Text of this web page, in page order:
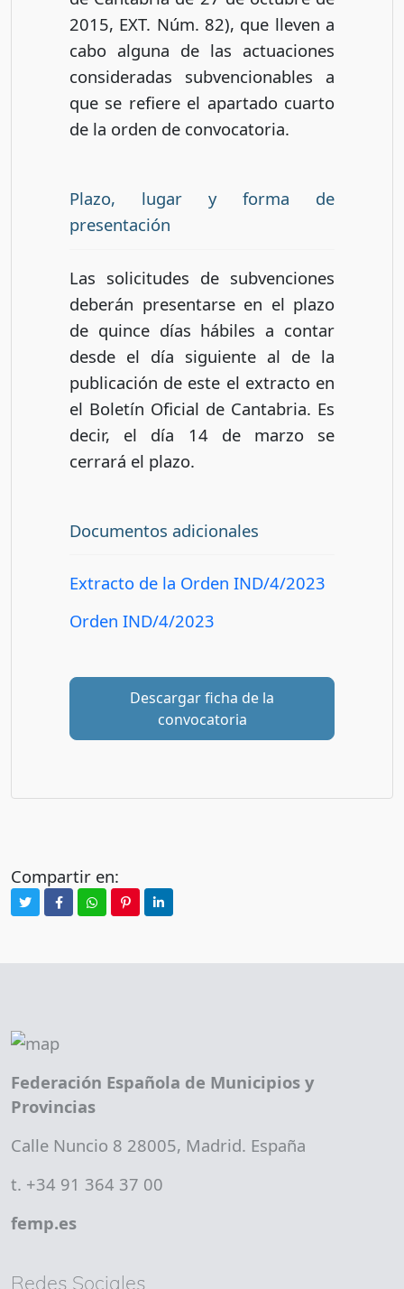
2015, EXT. Núm. 82), que lleven a
cabo alguna de las actuaciones
consideradas subvencionables a
que se refiere el apartado cuarto
de la orden de convocatoria.
Plazo, lugar y forma de
presentación
Las solicitudes de subvenciones
deberán presentarse en el plazo
de quince días hábiles a contar
desde el día siguiente al de la
publicación de este el extracto en
el Boletín Oficial de Cantabria. Es
decir, el día 14 de marzo se
cerrará el plazo.
Documentos adicionales
Extracto de la Orden IND/4/2023
Orden IND/4/2023
Descargar ficha de la
convocatoria
Compartir en:
Federación Española de Municipios y
Provincias
Calle Nuncio 8 28005, Madrid. España
t. +34 91 364 37 00
femp.es
Redes Sociales